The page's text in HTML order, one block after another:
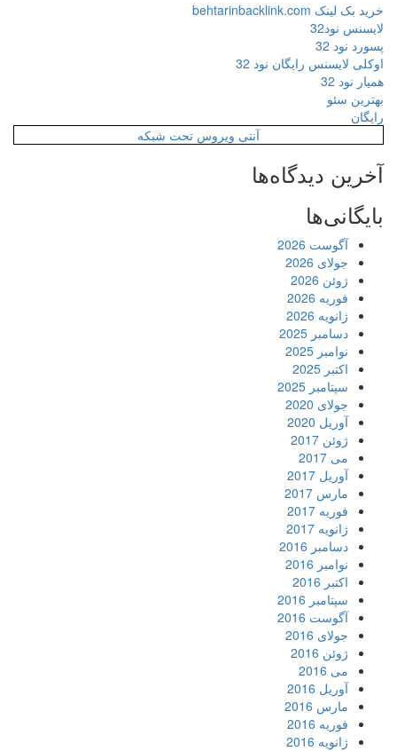
خرید بک لینک behtarinbacklink.com
لایسنس نود32
پسورد نود 32
اوکلی لایسنس رایگان نود 32
همیار نود 32
بهترین سئو
رایگان
آنتی ویروس تحت شبکه
آخرین دیدگاه‌ها
بایگانی‌ها
آگوست 2026
جولای 2026
ژوئن 2026
فوریه 2026
ژانویه 2026
دسامبر 2025
نوامبر 2025
اکتبر 2025
سپتامبر 2025
جولای 2020
آوریل 2020
ژوئن 2017
می 2017
آوریل 2017
مارس 2017
فوریه 2017
ژانویه 2017
دسامبر 2016
نوامبر 2016
اکتبر 2016
سپتامبر 2016
آگوست 2016
جولای 2016
ژوئن 2016
می 2016
آوریل 2016
مارس 2016
فوریه 2016
ژانویه 2016